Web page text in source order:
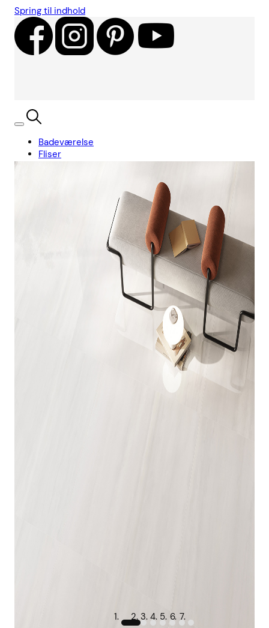
Spring til indhold
Badeværelse
Fliser
Kurv Book